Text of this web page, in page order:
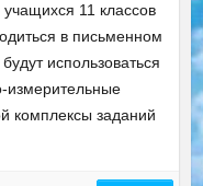
учащихся 11 классов
в письменном
использоваться
измерительные
комплексы заданий